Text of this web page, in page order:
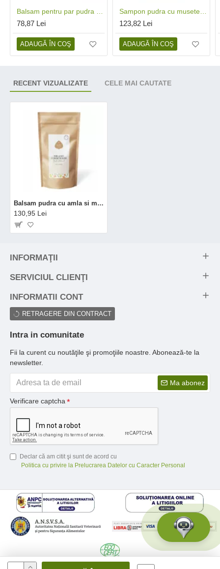
78,87 Lei
ADAUGĂ ÎN COŞ
123,82 Lei
ADAUGĂ ÎN COŞ
RECENT VIZUALIZATE CELE MAI CAUTATE
Balsam pudra cu amla si migdale bio refill (250 grame), Eliah Sahil
130,95 Lei
INFORMAŢII
SERVICIUL CLIENŢI
INFORMATII CONT
RETRAGERE DIN CONTRACT
Intra in comunitate
Fii la curent cu noutăţile şi promoţiile noastre. Abonează-te la
newsletter.
Ma abonez
Verificare captcha
Declar că am citit şi sunt de acord cu
Politica cu privire la Prelucrarea Datelor cu Caracter Personal